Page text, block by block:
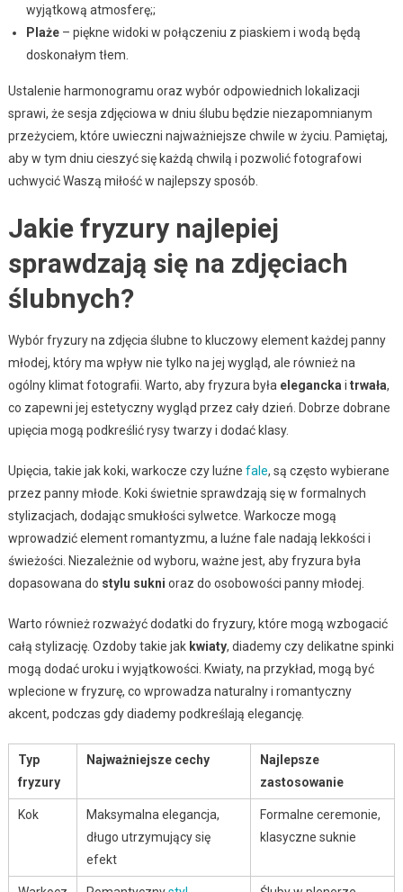
wyjątkową atmosferę;;
Plaże– piękne widoki w połączeniu z piaskiem i wodą będą
doskonałym tłem.
Ustalenie harmonogramu oraz wybór odpowiednich lokalizacji
sprawi, że sesja zdjęciowa w dniu ślubu będzie niezapomnianym
przeżyciem, które uwieczni najważniejsze chwile w życiu. Pamiętaj,
aby w tym dniu cieszyć się każdą chwilą i pozwolić fotografowi
uchwycić Waszą miłość w najlepszy sposób.
Jakie fryzury najlepiej
sprawdzają się na zdjęciach
ślubnych?
Wybór fryzury na zdjęcia ślubne to kluczowy element każdej panny
młodej, który ma wpływ nie tylko na jej wygląd, ale również na
ogólny klimat fotografii. Warto, aby fryzura była elegancka i trwała,
co zapewni jej estetyczny wygląd przez cały dzień. Dobrze dobrane
upięcia mogą podkreślić rysy twarzy i dodać klasy.
Upięcia, takie jak koki, warkocze czy luźne fale, są często wybierane
przez panny młode. Koki świetnie sprawdzają się w formalnych
stylizacjach, dodając smukłości sylwetce. Warkocze mogą
wprowadzić element romantyzmu, a luźne fale nadają lekkości i
świeżości. Niezależnie od wyboru, ważne jest, aby fryzura była
dopasowana do stylu sukni oraz do osobowości panny młodej.
Warto również rozważyć dodatki do fryzury, które mogą wzbogacić
całą stylizację. Ozdoby takie jak kwiaty, diademy czy delikatne spinki
mogą dodać uroku i wyjątkowości. Kwiaty, na przykład, mogą być
wplecione w fryzurę, co wprowadza naturalny i romantyczny
akcent, podczas gdy diademy podkreślają elegancję.
Typ
fryzury
Najważniejsze cechy
Najlepsze
zastosowanie
Kok
Maksymalna elegancja,
długo utrzymujący się
efekt
Formalne ceremonie,
klasyczne suknie